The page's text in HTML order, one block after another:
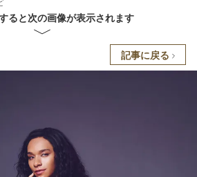
ると次の画像が表示されます
記事に戻る